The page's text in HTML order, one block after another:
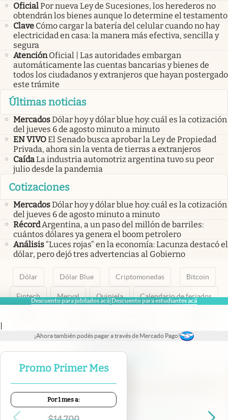
Descuento para jubilados acá|Descuento para estudiantes acá
|
¡Ahora también podés pagar a través de Mercado Pago!
Promo Primer Mes
Por 1 mes a:
OficialPor nueva Ley de Sucesiones, los herederos no
obtendrán los bienes aunque lo determine el testamento
Clave Cómo cargar la batería del celular cuando no hay
electricidad en casa: la manera más efectiva, sencilla y
segura
Atención Oficial | Las autoridades embargan
automáticamente las cuentas bancarias y bienes de
todos los ciudadanos y extranjeros que hayan postergado
este trámite
Últimas noticias
MercadosDólar hoy y dólar blue hoy: cuál es la cotización
del jueves 6 de agosto minuto a minuto
EN VIVOEl Senado busca aprobar la Ley de Propiedad
Privada, ahora sin la venta de tierras a extranjeros
CaídaLa industria automotriz argentina tuvo su peor
julio desde la pandemia
Cotizaciones
MercadosDólar hoy y dólar blue hoy: cuál es la cotización
del jueves 6 de agosto minuto a minuto
Récord Argentina, a un paso del millón de barriles:
cuántos dólares ya genera el boom petrolero
Análisis“Luces rojas” en la economía: Lacunza destacó el
dólar, pero dejó tres advertencias al Gobierno
Dólar Dólar Blue Criptomonedas Bitcoin
Fintech Merval Quiniela Calendario de feriados
abre en nueva pestaña
abre en nueva pestaña
abre en nueva pestaña
abre en nueva pestaña
abre en nueva pestaña